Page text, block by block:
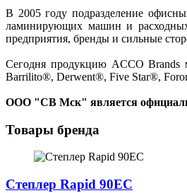
В 2005 году подразделение
ламинирующих машин и расходных
предприятия, бренды и сильные
Сегодня продукцию ACCO Brands
Barrilito®, Derwent®, Five Star®,
ООО "СВ Мск" является
Товары бренда
Степлер Rapid 90EC